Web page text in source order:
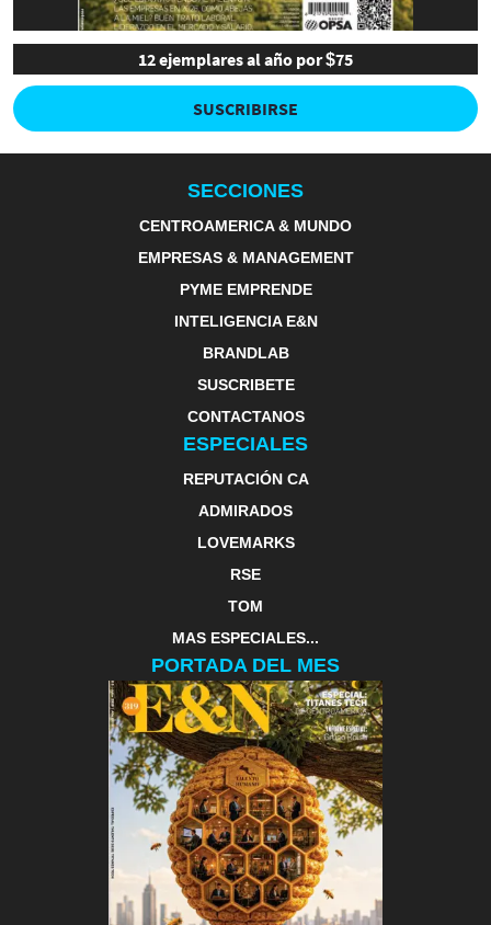
12 ejemplares al año por $75
SUSCRIBIRSE
SECCIONES
CENTROAMERICA & MUNDO
EMPRESAS & MANAGEMENT
PYME EMPRENDE
INTELIGENCIA E&N
BRANDLAB
SUSCRIBETE
CONTACTANOS
ESPECIALES
REPUTACIÓN CA
ADMIRADOS
LOVEMARKS
RSE
TOM
MAS ESPECIALES...
PORTADA DEL MES